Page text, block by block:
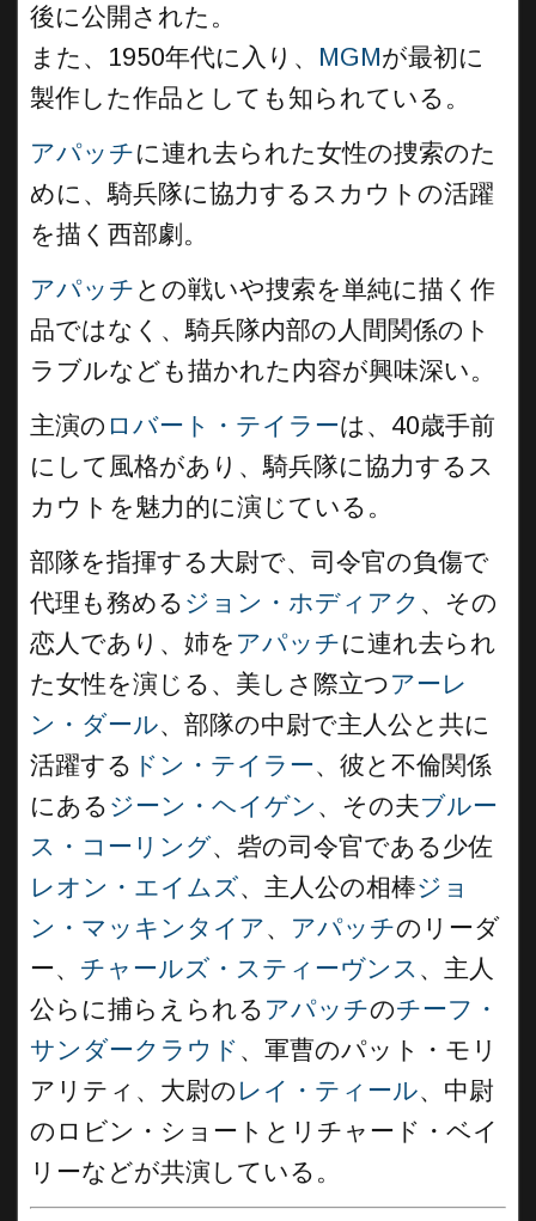
後に公開された。
また、1950年代に入り、 MGMが最初に
製作した作品としても知られている。
アパッチに連れ去られた女性の捜索のた
めに、騎兵隊に協力するスカウトの活躍
を描く西部劇。
アパッチ との戦いや捜索を単純に描く作
品ではなく、騎兵隊内部の人間関係のト
ラブルなども描かれた内容が興味深い。
主演の ロバート・テイラーは、40歳手前
にして風格があり、騎兵隊に協力するス
カウトを魅力的に演じている。
部隊を指揮する大尉で、司令官の負傷で
代理も務める ジョン・ホディアク 、その
恋人であり、姉を アパッチに連れ去られ
た女性を演じる、美しさ際立つアーレ
ン・ダール、部隊の中尉で主人公と共に
活躍する ドン・テイラー、彼と不倫関係
にある ジーン・ヘイゲン 、その夫ブルー
ス・コーリング、砦の司令官である少佐
レオン・エイムズ、主人公の相棒ジョ
ン・マッキンタイア、 アパッチのリーダ
ー、 チャールズ・スティーヴンス 、主人
公らに捕らえられる アパッチのチーフ・
サンダークラウド 、軍曹のパット・モリ
アリティ、大尉の レイ・ティール、中尉
のロビン・ショートとリチャード・ベイ
リーなどが共演している。